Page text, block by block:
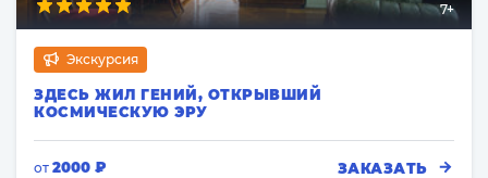
7+
Экскурсия
ЗДЕСЬ ЖИЛ ГЕНИЙ, ОТКРЫВШИЙ
КОСМИЧЕСКУЮ ЭРУ
от 2000 ₽ ЗАКАЗАТЬ